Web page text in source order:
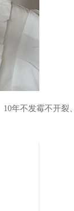
10年不发霉不开裂